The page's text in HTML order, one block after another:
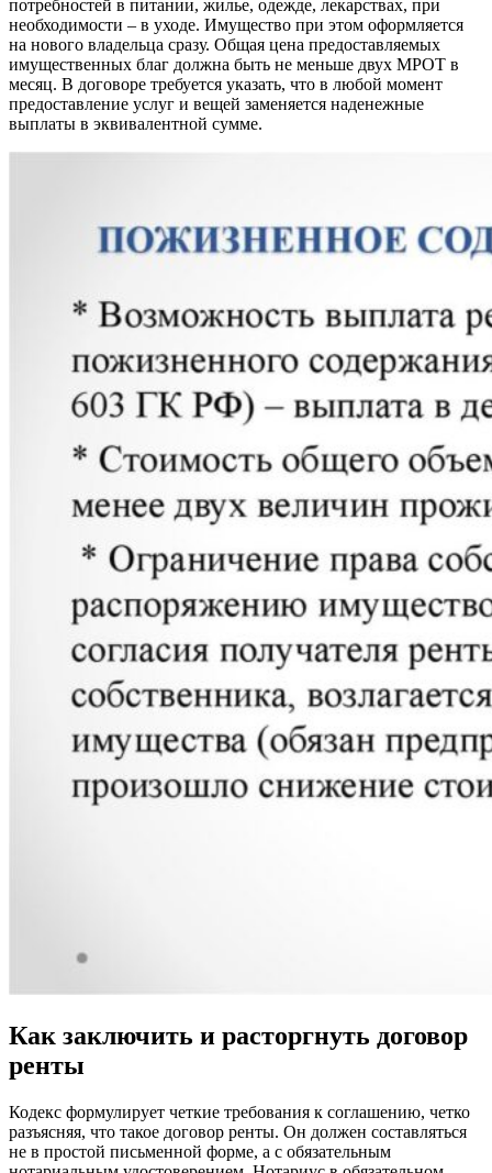
потребностей в питании, жилье, одежде, лекарствах, при
необходимости – в уходе. Имущество при этом оформляется
на нового владельца сразу. Общая цена предоставляемых
имущественных благ должна быть не меньше двух МРОТ в
месяц. В договоре требуется указать, что в любой момент
предоставление услуг и вещей заменяется наденежные
выплаты в эквивалентной сумме.
Как заключить и расторгнуть договор
ренты
Кодекс формулирует четкие требования к соглашению, четко
разъясняя, что такое договор ренты. Он должен составляться
не в простой письменной форме, а с обязательным